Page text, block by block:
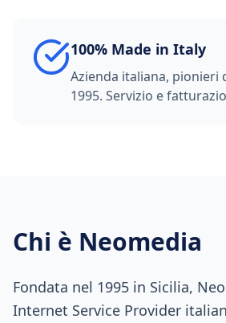
100% Made in Italy
Azienda italiana, pionieri
1995. Servizio e
Chi è Neomedia
Fondata nel 1995 in Sicilia,
Internet Service Provider